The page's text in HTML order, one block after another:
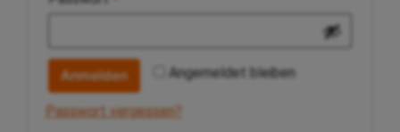
Angemeldet bleiben
Anmelden
Passwort vergessen?